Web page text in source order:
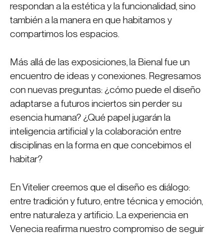
respondan a la estética y la funcionalidad, sino
también a la manera en que habitamos y
compartimos los espacios.
Más allá de las exposiciones, la Bienal fue un
encuentro de ideas y conexiones. Regresamos
con nuevas preguntas: ¿cómo puede el diseño
adaptarse a futuros inciertos sin perder su
esencia humana? ¿Qué papel jugarán la
inteligencia artificial y la colaboración entre
disciplinas en la forma en que concebimos el
habitar?
En Vitelier creemos que el diseño es diálogo:
entre tradición y futuro, entre técnica y emoción,
entre naturaleza y artificio. La experiencia en
Venecia reafirma nuestro compromiso de seguir